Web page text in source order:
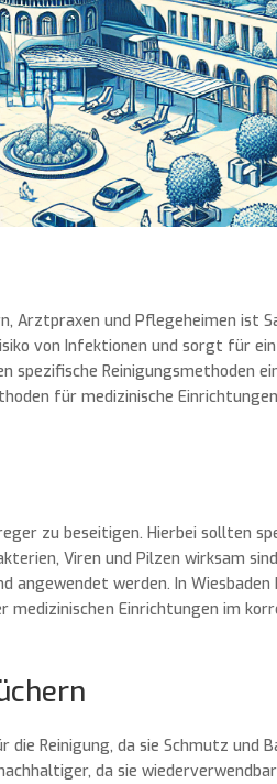
Arztpraxen und Pflegeheimen ist
von Infektionen und sorgt für
Reinigungsmethoden
für medizinische
zu beseitigen. Hierbei sollten
Viren und Pilzen wirksam
werden. In Wiesbaden
medizinischen Einrichtungen im
Reinigung, da sie Schmutz und
da sie